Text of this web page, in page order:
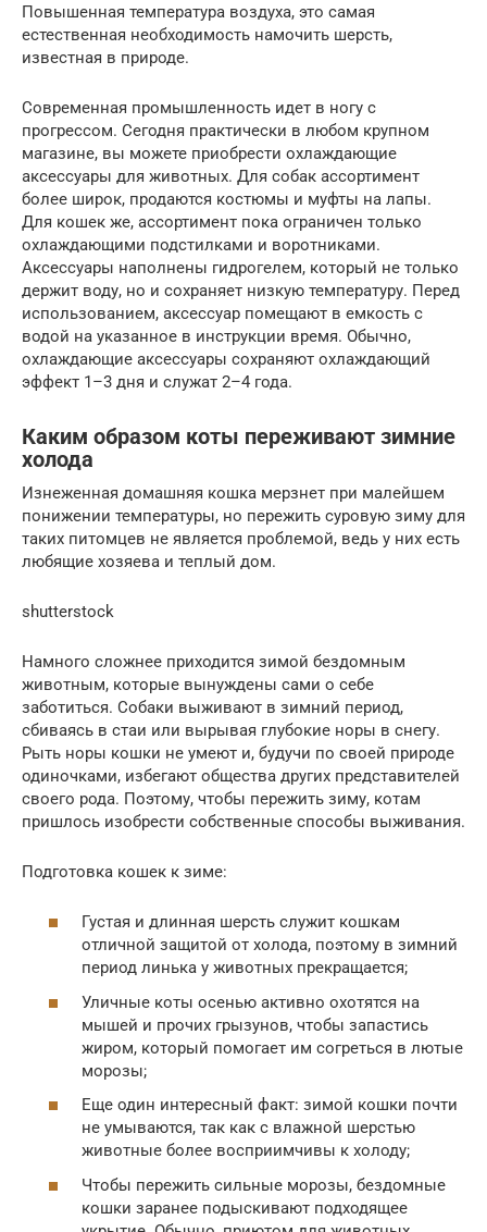
Повышенная температура воздуха, это самая
естественная необходимость намочить шерсть,
известная в природе.
Современная промышленность идет в ногу с
прогрессом. Сегодня практически в любом крупном
магазине, вы можете приобрести охлаждающие
аксессуары для животных. Для собак ассортимент
более широк, продаются костюмы и муфты на лапы.
Для кошек же, ассортимент пока ограничен только
охлаждающими подстилками и воротниками.
Аксессуары наполнены гидрогелем, который не только
держит воду, но и сохраняет низкую температуру. Перед
использованием, аксессуар помещают в емкость с
водой на указанное в инструкции время. Обычно,
охлаждающие аксессуары сохраняют охлаждающий
эффект 1–3 дня и служат 2–4 года.
Каким образом коты переживают зимние
холода
Изнеженная домашняя кошка мерзнет при малейшем
понижении температуры, но пережить суровую зиму для
таких питомцев не является проблемой, ведь у них есть
любящие хозяева и теплый дом.
shutterstock
Намного сложнее приходится зимой бездомным
животным, которые вынуждены сами о себе
заботиться. Собаки выживают в зимний период,
сбиваясь в стаи или вырывая глубокие норы в снегу.
Рыть норы кошки не умеют и, будучи по своей природе
одиночками, избегают общества других представителей
своего рода. Поэтому, чтобы пережить зиму, котам
пришлось изобрести собственные способы выживания.
Подготовка кошек к зиме:
Густая и длинная шерсть служит кошкам
отличной защитой от холода, поэтому в зимний
период линька у животных прекращается;
Уличные коты осенью активно охотятся на
мышей и прочих грызунов, чтобы запастись
жиром, который помогает им согреться в лютые
морозы;
Еще один интересный факт: зимой кошки почти
не умываются, так как с влажной шерстью
животные более восприимчивы к холоду;
Чтобы пережить сильные морозы, бездомные
кошки заранее подыскивают подходящее